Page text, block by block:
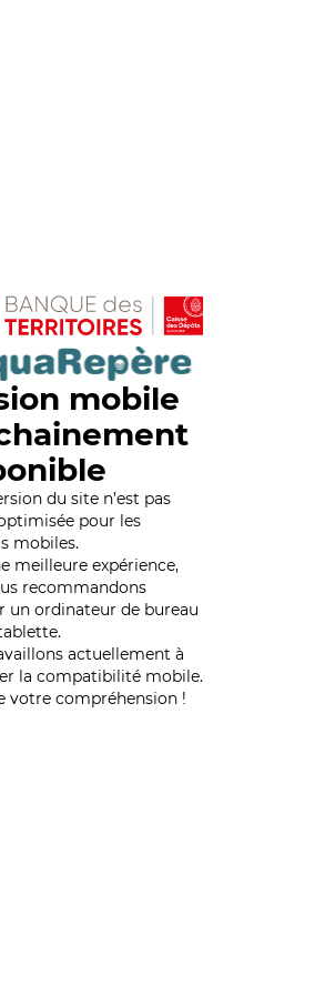
mobile
du site n’est pas
pour les
mobiles.
meilleure expérience,
recommandons
un ordinateur de bureau
actuellement à
la compatibilité mobile.
votre compréhension !